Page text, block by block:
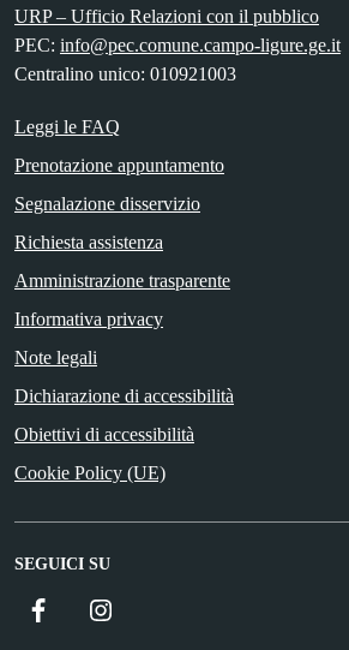
URP – Ufficio Relazioni con il pubblico
PEC: info@pec.comune.campo-ligure.ge.it
Centralino unico: 010921003
Leggi le FAQ
Prenotazione appuntamento
Segnalazione disservizio
Richiesta assistenza
Amministrazione trasparente
Informativa privacy
Note legali
Dichiarazione di accessibilità
Obiettivi di accessibilità
Cookie Policy (UE)
SEGUICI SU
Facebook